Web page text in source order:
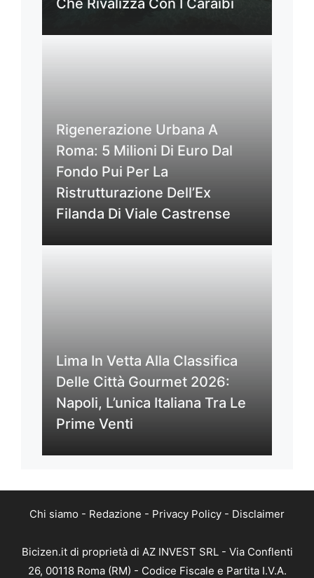
Rigenerazione Urbana A
Roma: 5 Milioni Di Euro Dal
Fondo Pui Per La
Ristrutturazione Dell’Ex
Filanda Di Viale Castrense
Lima In Vetta Alla Classifica
Delle Città Gourmet 2026:
Napoli, L’unica Italiana Tra Le
Prime Venti
Chi siamo - Redazione - Privacy Policy - Disclaimer
Bicizen.it di proprietà di AZ INVEST SRL - Via Conflenti
26, 00118 Roma (RM) - Codice Fiscale e Partita I.V.A.